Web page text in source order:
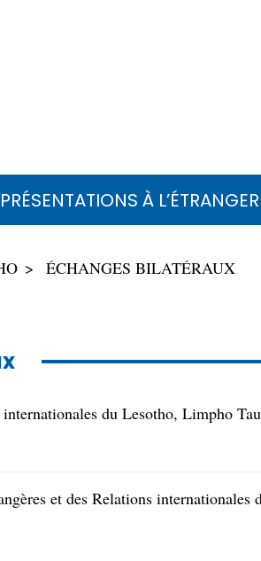
À L’ÉTRANGER
ÉCHANGES BILATÉRAUX
du Lesotho, Limpho Tau
et des Relations internationales